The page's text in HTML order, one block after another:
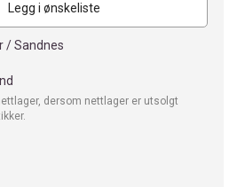
Legg i ønskeliste
/ Sandnes
dersom nettlager er utsolgt